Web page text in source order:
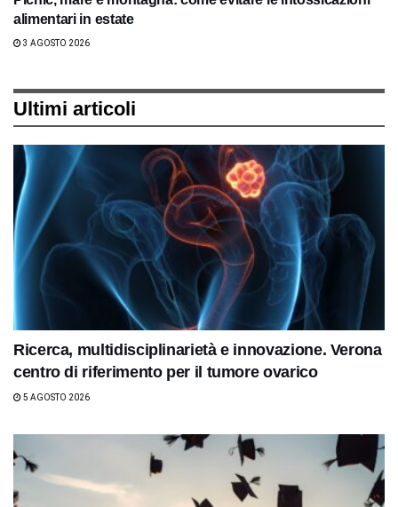
alimentari in estate
3 AGOSTO 2026
Ultimi articoli
Ricerca, multidisciplinarietà e innovazione. Verona
centro di riferimento per il tumore ovarico
5 AGOSTO 2026